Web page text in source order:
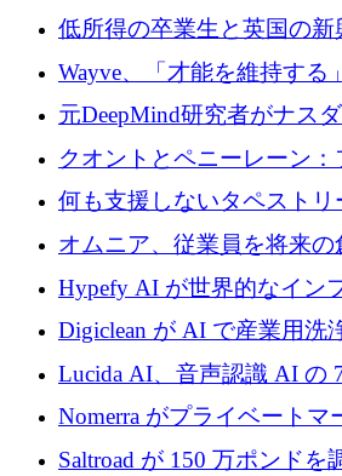
大に 1,600 万ユーロを調達
低所得の卒業生と英国の新
るためにCommon Pathを開始
Wayve、「才能を維持する
8,500万ドルの株式公開買
元DeepMind研究者がナス
ントを拡張するために
記録を獲得
クオントとペニーレーン
テックの友人と敵
何も支援しないタペストリ
ルの資金を調達、ロンド
オムニア、従業員を将来
するために Firedrop でファ
Hypefy AI が世界的なイン
ンペーンを自動化するため
720 万ドルを調達
Digiclean が AI で産業用洗
めに 250 万ユーロを調達
Lucida AI、音声認識 AI の
ドラウンドを終了
Nomerra がプライベートマ
動化するために 200 万ド
Saltroad が 150 万ポンドを